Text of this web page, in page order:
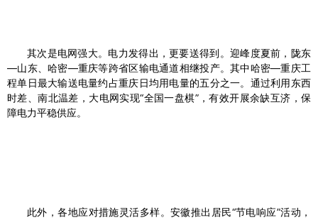
其次是电网强大。电力发得出，更要送得到。迎峰度夏前，陇东
—山东、哈密—重庆等跨省区输电通道相继投产。其中哈密—重庆工
程单日最大输送电量约占重庆日均用电量的五分之一。通过利用东西
时差、南北温差，大电网实现“全国一盘棋”，有效开展余缺互济，保
障电力平稳供应。
此外，各地应对措施灵活多样。安徽推出居民“节电响应”活动，